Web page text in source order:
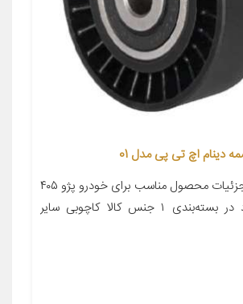
دینام اچ تی پی مدل 01
معرفی محصول جزئیات محصول مناسب برای خودرو پژو ۴۰۵
پژو پارس تعداد در بسته‌بندی ۱ جنس کالا کاچوبی سایر